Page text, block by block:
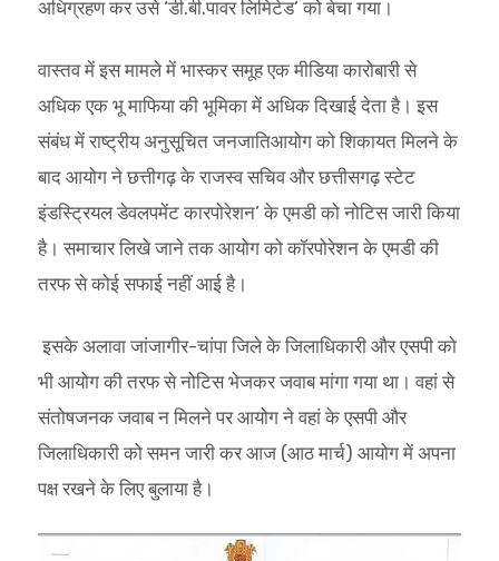
अधिग्रहण कर उसे ‘डी.बी.पावर लिमिटेड’ को बेचा गया।
वास्तव में इस मामले में भास्कर समूह एक मीडिया कारोबारी से
अधिक एक भू माफिया की भूमिका में अधिक दिखाई देता है। इस
संबंध में राष्ट्रीय अनुसूचित जनजातिआयोग को शिकायत मिलने के
बाद आयोग ने छत्तीगढ़ के राजस्व सचिव और छत्तीसगढ़ स्टेट
इंडस्ट्रियल डेवलपमेंट कारपोरेशन’ के एमडी को नोटिस जारी किया
है। समाचार लिखे जाने तक आयोग को कॉरपोरेशन के एमडी की
तरफ से कोई सफाई नहीं आई है।
इसके अलावा जांजागीर-चांपा जिले के जिलाधिकारी और एसपी को
भी आयोग की तरफ से नोटिस भेजकर जवाब मांगा गया था। वहां से
संतोषजनक जवाब न मिलने पर आयोग ने वहां के एसपी और
जिलाधिकारी को समन जारी कर आज (आठ मार्च) आयोग में अपना
पक्ष रखने के लिए बुलाया है।